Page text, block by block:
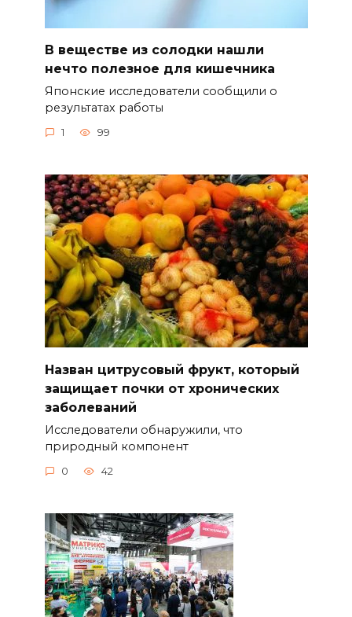
В веществе из солодки нашли
нечто полезное для кишечника
Японские исследователи сообщили о
результатах работы
1 99
Назван цитрусовый фрукт, который
защищает почки от хронических
заболеваний
Исследователи обнаружили, что
природный компонент
0 42